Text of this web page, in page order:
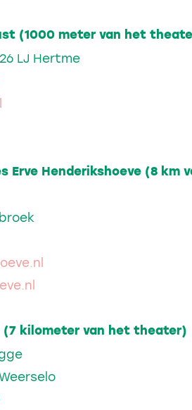
(1000 meter van het
LJ Hertme
Erve Henderikshoeve (8 km
(7 kilometer van het theater)